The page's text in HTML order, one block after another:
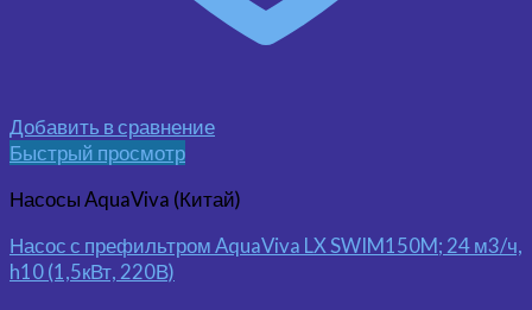
Добавить в сравнение
Быстрый просмотр
Насосы AquaViva (Китай)
Насос с префильтром AquaViva LX SWIM150M; 24 м3/ч,
h10 (1,5кВт, 220В)